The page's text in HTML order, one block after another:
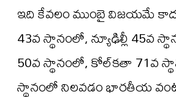
ఇది కేవలం ముంబై విజయమే
43వ స్థానంలో, న్యూఢిల్లీ 45వ
50వ స్థానంలో, కోల్‌కతా 71వ
స్థానంలో నిలవడం భారతీయ